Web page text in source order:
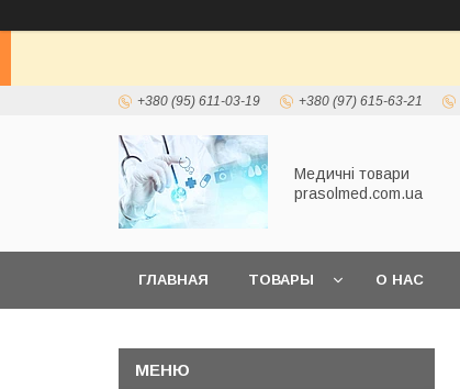
+380 (95) 611-03-19 +380 (97) 615-63-21
Медичні товари
prasolmed.com.ua
ГЛАВНАЯ ТОВАРЫ О НАС